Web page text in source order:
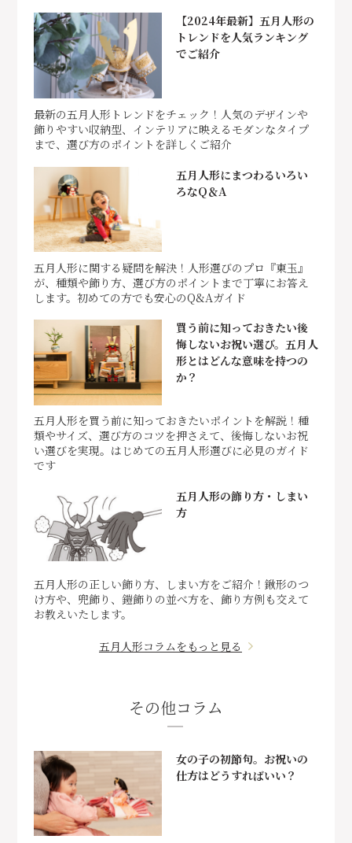
【2024年最新】五月人形の
トレンドを人気ランキング
でご紹介
最新の五月人形トレンドをチェック！人気のデザインや
飾りやすい収納型、インテリアに映えるモダンなタイプ
まで、選び方のポイントを詳しくご紹介
五月人形にまつわるいろい
ろなQ＆A
五月人形に関する疑問を解決！人形選びのプロ『東玉』
が、種類や飾り方、選び方のポイントまで丁寧にお答え
します。初めての方でも安心のQ&Aガイド
買う前に知っておきたい後
悔しないお祝い選び。五月人
形とはどんな意味を持つの
か？
五月人形を買う前に知っておきたいポイントを解説！種
類やサイズ、選び方のコツを押さえて、後悔しないお祝
い選びを実現。はじめての五月人形選びに必見のガイド
です
五月人形の飾り方・しまい
方
五月人形の正しい飾り方、しまい方をご紹介！鍬形のつ
け方や、兜飾り、鎧飾りの並べ方を、飾り方例も交えて
お教えいたします。
五月人形コラムをもっと見る
その他コラム
女の子の初節句。お祝いの
仕方はどうすればいい？